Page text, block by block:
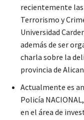
recientemente
Terrorismo y
Universidad
además de ser
charla sobre la
provincia de
Actualmente es
Policía NACIONAL,
en el área de